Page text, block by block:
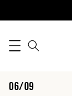
06/09